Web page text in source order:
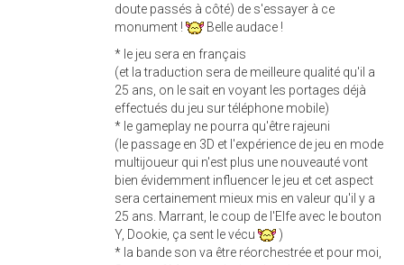
doute passés à côté) de s'essayer à ce
monument !
Belle audace !
* le jeu sera en français
(et la traduction sera de meilleure qualité qu'il a
25 ans, on le sait en voyant les portages déjà
effectués du jeu sur téléphone mobile)
* le gameplay ne pourra qu'être rajeuni
(le passage en 3D et l'expérience de jeu en mode
multijoueur qui n'est plus une nouveauté vont
bien évidemment influencer le jeu et cet aspect
sera certainement mieux mis en valeur qu'il y a
25 ans. Marrant, le coup de l'Elfe avec le bouton
Y, Dookie, ça sent le vécu
)
* la bande son va être réorchestrée et pour moi,